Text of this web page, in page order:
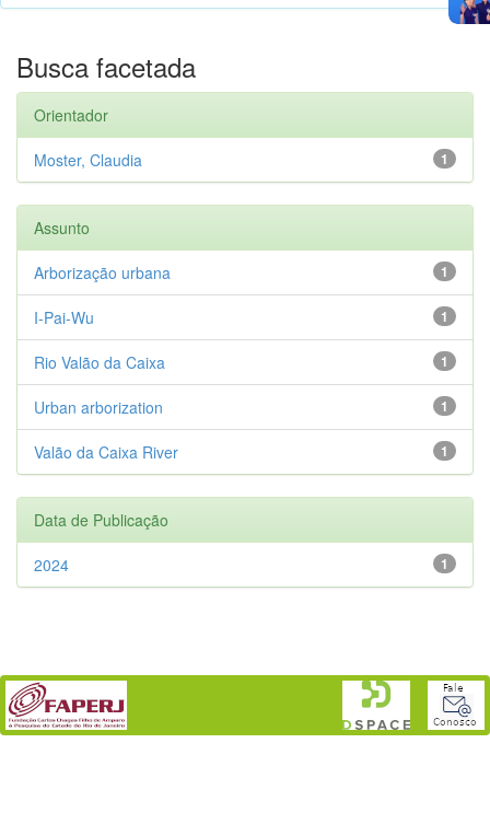
Busca facetada
Orientador
1
Moster, Claudia
Assunto
1
Arborização urbana
1
I-Pai-Wu
1
Rio Valão da Caixa
1
Urban arborization
1
Valão da Caixa River
Data de Publicação
1
2024